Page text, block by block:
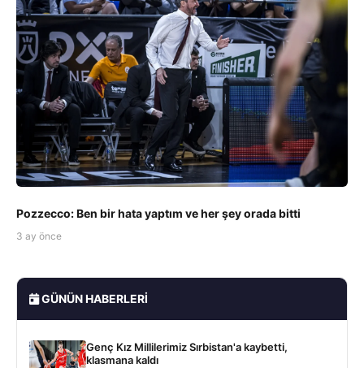
Pozzecco: Ben bir hata yaptım ve her şey orada bitti
3 ay önce
GÜNÜN HABERLERI
Genç Kız Millilerimiz Sırbistan'a kaybetti,
klasmana kaldı